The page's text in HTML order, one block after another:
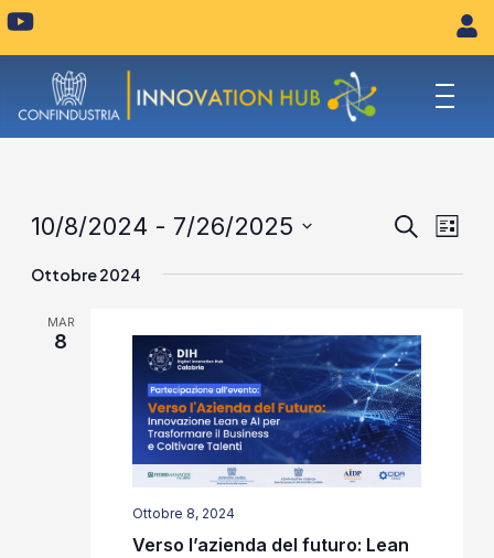
Y
o
t
u
Eventi
viste
CercaLista
10/8/2024 - 7/26/2025
la
Ottobre 2024
MAR
8
Ottobre 8, 2024
Verso l’azienda del futuro: Lean